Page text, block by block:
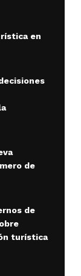
en
de
de
turística